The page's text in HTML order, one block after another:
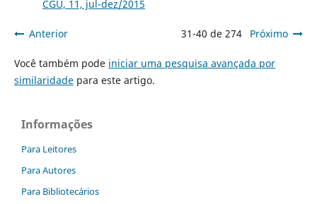
CGU, 11, jul-dez/2015
Anterior 31-40 de 274 Próximo
Você também pode iniciar uma pesquisa avançada por
similaridadepara este artigo.
Informações
Para Leitores
Para Autores
Para Bibliotecários